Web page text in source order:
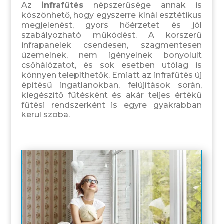
Az infrafűtés népszerűsége annak is
köszönhető, hogy egyszerre kínál esztétikus
megjelenést, gyors hőérzetet és jól
szabályozható működést. A korszerű
infrapanelek csendesen, szagmentesen
üzemelnek, nem igényelnek bonyolult
csőhálózatot, és sok esetben utólag is
könnyen telepíthetők. Emiatt az infrafűtés új
építésű ingatlanokban, felújítások során,
kiegészítő fűtésként és akár teljes értékű
fűtési rendszerként is egyre gyakrabban
kerül szóba.